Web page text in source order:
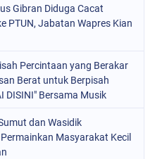
Gibran Diduga Cacat
PTUN, Jabatan Wapres Kian
Percintaan yang Berakar
Berat untuk Berpisah
DISINI" Bersama Musik
dan Wasidik
Masyarakat Kecil